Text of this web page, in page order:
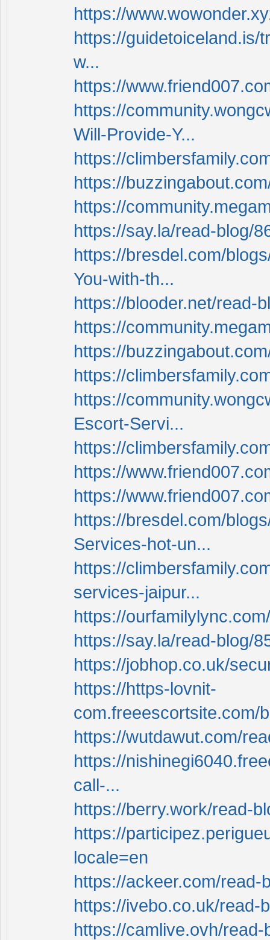
https://
https://guidetoiceland.is/
w...
https://
https://
Will-Provide-Y...
https://
https://
https://
https://say.la/read-blog/
https://bresdel.com/
You-with-th...
https://blooder.net/read-
https://
https://
https://
https://
Escort-Servi...
https://
https://
https://
https://bresdel.com/
Services-hot-un...
https://
services-jaipur...
https://
https://say.la/read-blog/
https://jobhop.co.uk/
https://https-lovnit-
com.freeescortsite.com/
https://wutdawut.com/
https://
call-...
https://berry.work/read-
https://
locale=en
https://ackeer.com/read-
https://ivebo.co.uk/read-
https://camlive.ovh/read-